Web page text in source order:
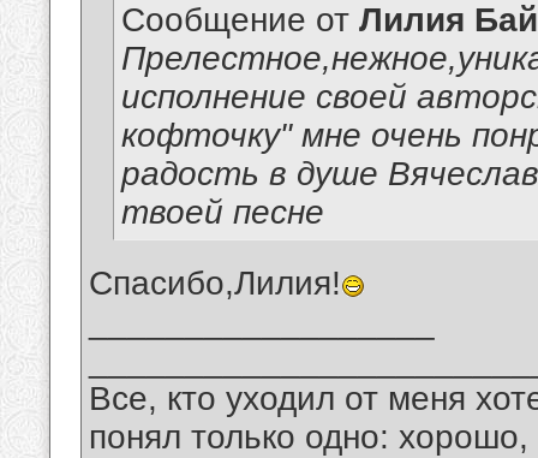
Сообщение от Лилия
исполнение своей
кофточку" мне очень
радость в душе
твоей песне
Спасибо,Лилия!
Все, кто уходил от меня
понял только одно: